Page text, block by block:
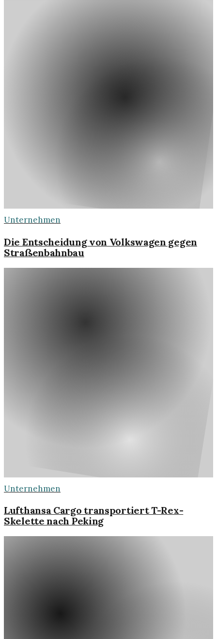
Unternehmen
Die Entscheidung von Volkswagen gegen
Straßenbahnbau
Unternehmen
Lufthansa Cargo transportiert T-Rex-
Skelette nach Peking